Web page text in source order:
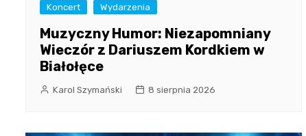
Koncert Wydarzenia
Muzyczny Humor: Niezapomniany
Wieczór z Dariuszem Kordkiem w
Białołęce
Karol Szymański 8 sierpnia 2026